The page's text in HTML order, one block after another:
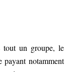
un groupe, le
payant notamment